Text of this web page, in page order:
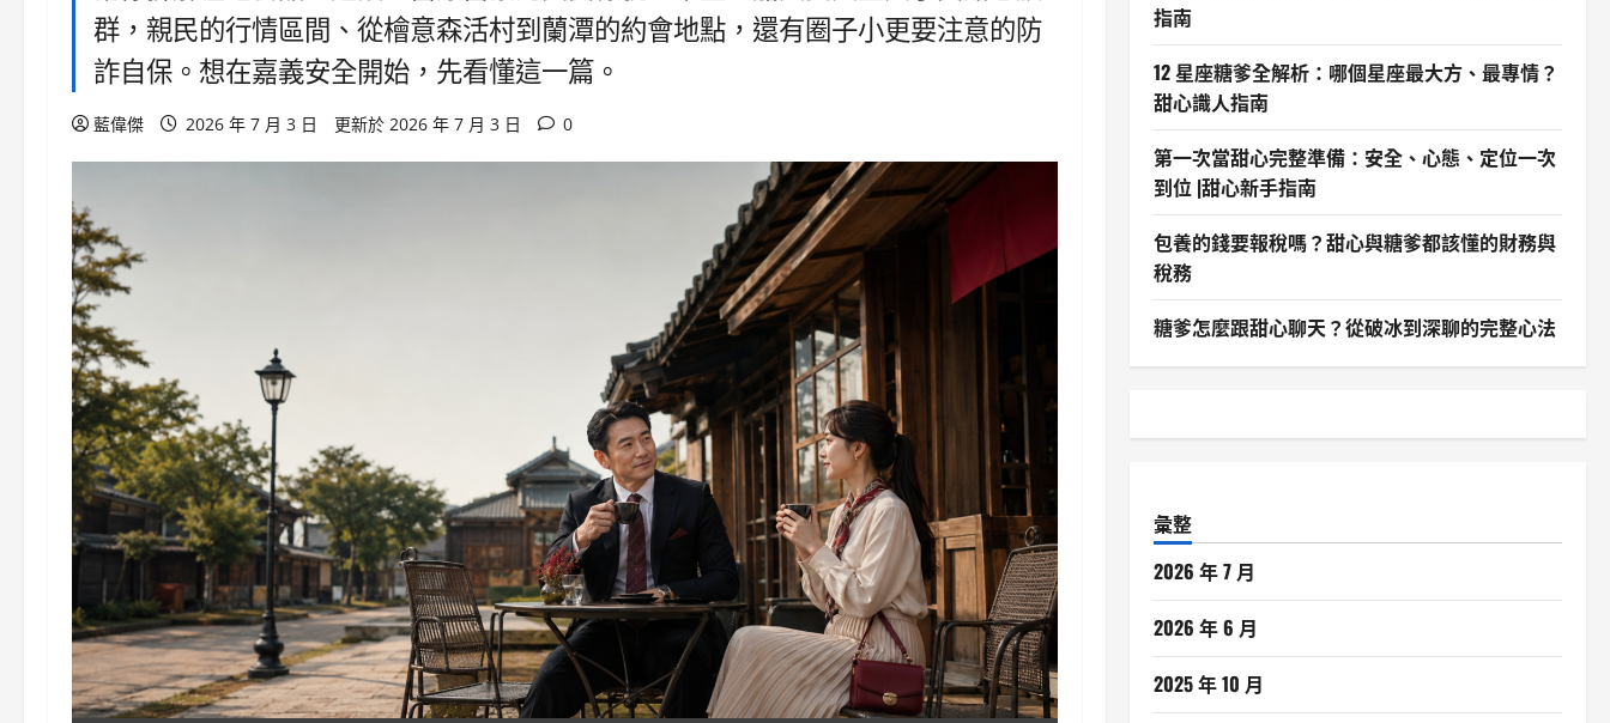
群，親民的行情區間、從檜意森活村到蘭潭的約會地點，還有圈子小更要注意的防
詐自保。想在嘉義安全開始，先看懂這一篇。
藍偉傑 2026 年 7 月 3 日 更新於 2026 年 7 月 3 日 0
指南
12 星座糖爹全解析：哪個星座最大方、最專情？
甜心識人指南
第一次當甜心完整準備：安全、心態、定位一次
到位 |甜心新手指南
包養的錢要報稅嗎？甜心與糖爹都該懂的財務與
稅務
糖爹怎麼跟甜心聊天？從破冰到深聊的完整心法
彙整
2026 年 7 月
2026 年 6 月
2025 年 10 月